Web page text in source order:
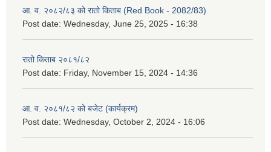
आ. व. २०८२/८३ को रातो किताब (Red Book - 2082/83)
Post date: Wednesday, June 25, 2025 - 16:38
रातो किताब २०८१/८२
Post date: Friday, November 15, 2024 - 14:36
आ. व. २०८१/८२ को बजेट (कार्यक्रम)
Post date: Wednesday, October 2, 2024 - 16:06